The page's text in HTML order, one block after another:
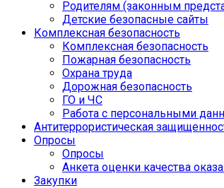
Родителям (законным
Детские безопасные сайты
Комплексная безопасность
Комплексная безопасность
Пожарная безопасность
Охрана труда
Дорожная безопасность
ГО и ЧС
Работа с персональными
Антитеррористическая
Опросы
Опросы
Анкета оценки качества
Закупки